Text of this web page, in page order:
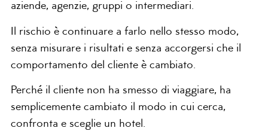
aziende, agenzie, gruppi o intermediari.
Il rischio è continuare a farlo nello stesso modo,
senza misurare i risultati e senza accorgersi che il
comportamento del cliente è cambiato.
Perché il cliente non ha smesso di viaggiare, ha
semplicemente cambiato il modo in cui cerca,
confronta e sceglie un hotel.